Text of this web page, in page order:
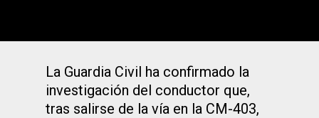
La Guardia Civil ha confirmado la
investigación del conductor que,
tras salirse de la vía en la CM-403,